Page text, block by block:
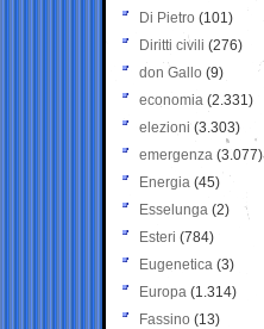
Di Pietro (101)
Diritti civili (276)
don Gallo (9)
economia (2.331)
elezioni (3.303)
emergenza (3.077)
Energia (45)
Esselunga (2)
Esteri (784)
Eugenetica (3)
Europa (1.314)
Fassino (13)